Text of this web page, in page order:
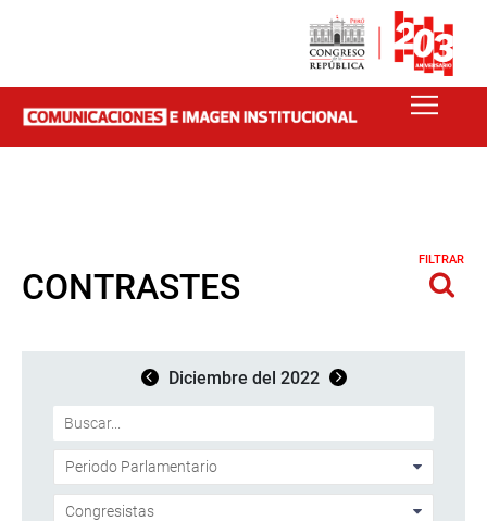
CONTRASTES
FILTRAR
Diciembre del 2022